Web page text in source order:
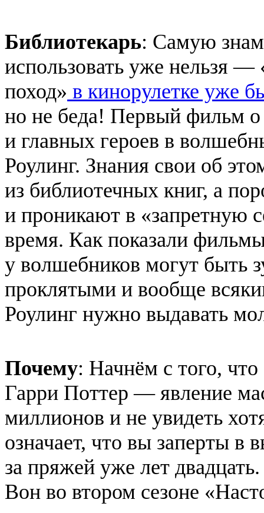
Библиотекарь: Самую
использовать уже нельзя
поход» в кинорулетке уже
но не беда! Первый фильм о
и главных героев в
Роулинг. Знания свои об
из библиотечных книг, а
и проникают в «запретную
время. Как показали
у волшебников могут быть
проклятыми и вообще
Роулинг нужно выдавать
Почему: Начнём с того,
Гарри Поттер — явление
миллионов и не увидеть
означает, что вы заперты в
за пряжей уже лет
Вон во втором сезоне